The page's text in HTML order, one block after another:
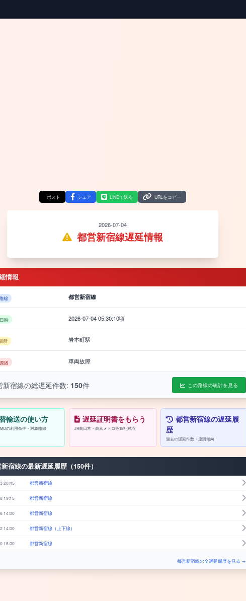
ポスト シェア LINEで送る URLをコピー
2026-07-04
都営新宿線遅延情報
情報
線 都営新宿線
時 2026-07-04 05:30:10頃
所 岩本町駅
因 車両故障
新宿線の総遅延件数: 150件 この路線の統計を見る
輸送の使い方
の利用条件・対象路線
遅延証明書をもらう
JR東日本・東京メトロ等18社対応
都営新宿線の遅延履
歴
過去の遅延件数・原因傾向
宿線の最新遅延履歴（150件）
20:45 都営新宿線
19:15 都営新宿線
14:00 都営新宿線
14:00 都営新宿線（上下線）
18:00 都営新宿線
都営新宿線の全遅延履歴を見る →